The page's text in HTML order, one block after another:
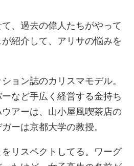
、過去の偉人たちがやって
紹介して、アリサの悩みを
ョン誌のカリスマモデル。
など手広く経営する金持ち
アーは、山小屋風喫茶店の
ーは京都大学の教授。
リスペクトしてる。ワーグ